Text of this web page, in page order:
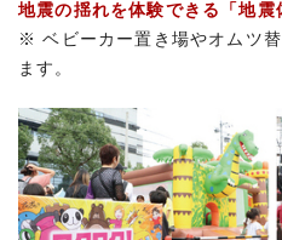
地震の揺れを体験できる「地震
※ ベビーカー置き場やオムツ
ます。